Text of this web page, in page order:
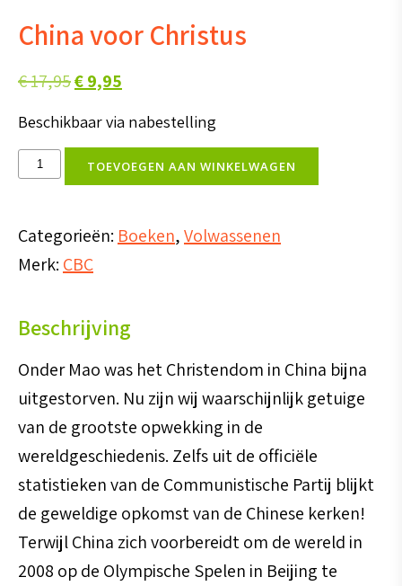
China voor Christus
€17,95Oorspronkelijke
€ 17,95.
€9,95
€ 9,95.
Beschikbaar via nabestelling
China
aantal
TOEVOEGEN AAN WINKELWAGEN
Categorieën: Boeken,Volwassenen
Merk: CBC
Beschrijving
Onder Mao was het Christendom in China bijna
uitgestorven. Nu zijn wij waarschijnlijk getuige
van de grootste opwekking in de
wereldgeschiedenis. Zelfs uit de officiële
statistieken van de Communistische Partij blijkt
de geweldige opkomst van de Chinese kerken!
Terwijl China zich voorbereidt om de wereld in
2008 op de Olympische Spelen in Beijing te